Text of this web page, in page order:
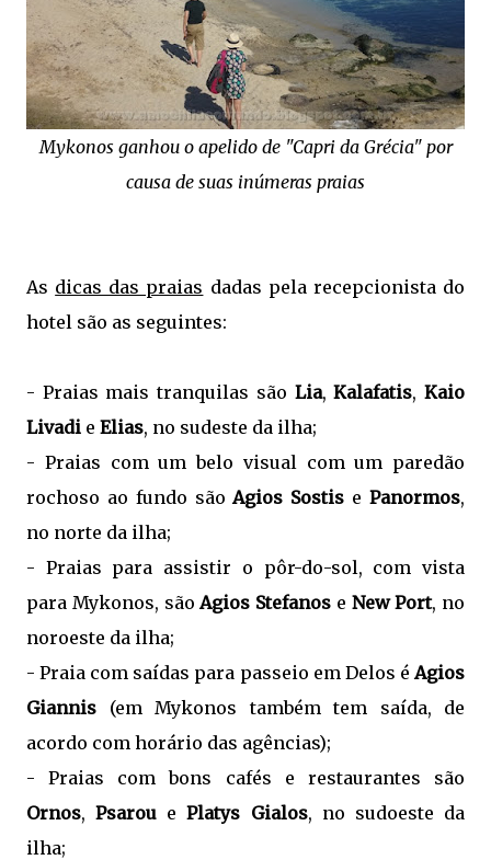
Mykonos ganhou o apelido de "Capri da Grécia" por
causa de suas inúmeras praias
As dicas das praias dadas pela recepcionista do
hotel são as seguintes:
- Praias mais tranquilas são Lia,Kalafatis,Kaio
Livadi e Elias, no sudeste da ilha;
- Praias com um belo visual com um paredão
rochoso ao fundo sãoAgios Sostis ePanormos,
no norte da ilha;
- Praias para assistir o pôr-do-sol, com vista
para Mykonos, sãoAgios Stefanos e New Port, no
noroeste da ilha;
- Praia com saídas para passeio em Delos é Agios
Giannis (em Mykonos também tem saída, de
acordo com horário das agências);
- Praias com bons cafés e restaurantes são
Ornos,Psarou ePlatys Gialos, no sudoeste da
ilha;